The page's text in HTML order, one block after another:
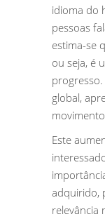
idioma do
pessoas
estima-se
ou seja, é
global,
Este
adquirido,
relevância